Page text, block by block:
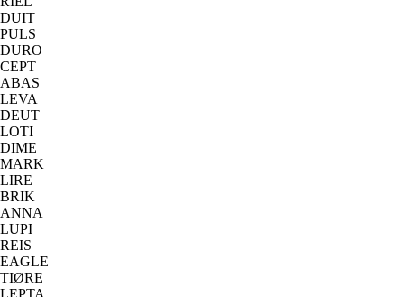
DUIT
PULS
DURO
CEPT
ABAS
LEVA
DEUT
LOTI
DIME
MARK
LIRE
BRIK
ANNA
LUPI
REIS
EAGLE
TIØRE
LEPTA